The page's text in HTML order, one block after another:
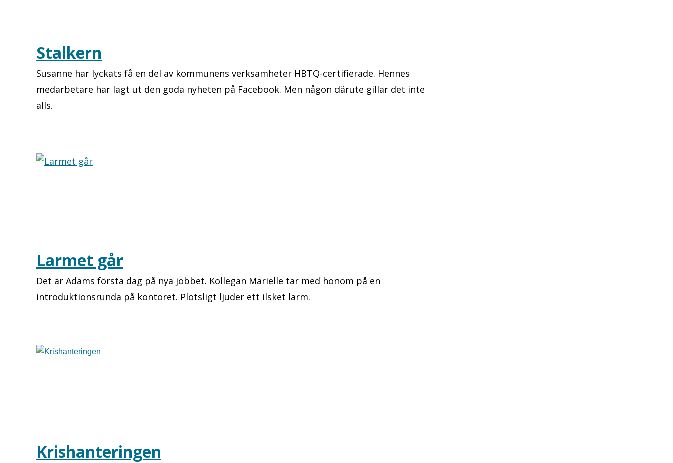
Stalkern
Susanne har lyckats få en del av kommunens verksamheter HBTQ-certifierade. Hennes
medarbetare har lagt ut den goda nyheten på Facebook. Men någon därute gillar det inte
alls.
Larmet går
Det är Adams första dag på nya jobbet. Kollegan Marielle tar med honom på en
introduktionsrunda på kontoret. Plötsligt ljuder ett ilsket larm.
Krishanteringen